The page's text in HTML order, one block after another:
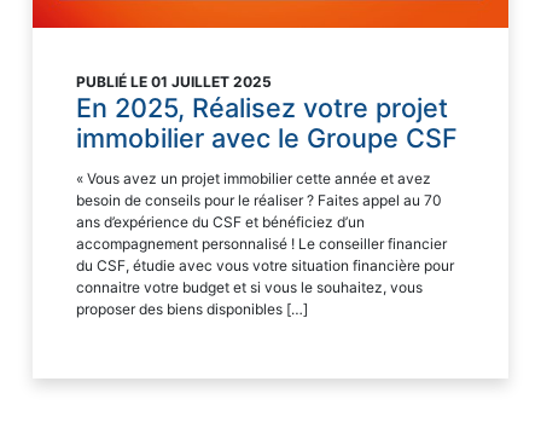
PUBLIÉ LE 01 JUILLET 2025
En 2025, Réalisez votre projet
immobilier avec le Groupe CSF
« Vous avez un projet immobilier cette année et avez
besoin de conseils pour le réaliser ? Faites appel au 70
ans d’expérience du CSF et bénéficiez d’un
accompagnement personnalisé ! Le conseiller financier
du CSF, étudie avec vous votre situation financière pour
connaitre votre budget et si vous le souhaitez, vous
proposer des biens disponibles […]